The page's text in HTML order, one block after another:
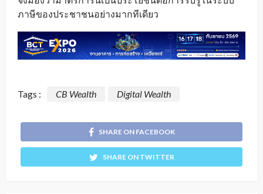
ภาษีของประชาชนอย่างมากทีเดียว
Tags : CB Wealth Digital Wealth
SHARE ON FACEBOOK
SHARE ON TWITTER